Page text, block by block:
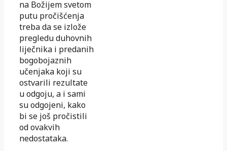
na Božijem svetom
putu pročišćenja
treba da se izlože
pregledu duhovnih
liječnika i predanih
bogobojaznih
učenjaka koji su
ostvarili rezultate
u odgoju, a i sami
su odgojeni, kako
bi se još pročistili
od ovakvih
nedostataka.